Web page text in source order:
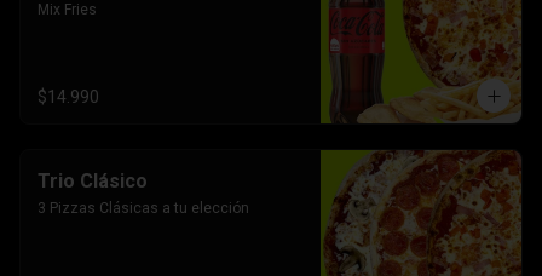
Mix Fries
$14.990
Trio Clásico
3 Pizzas Clásicas a tu elección